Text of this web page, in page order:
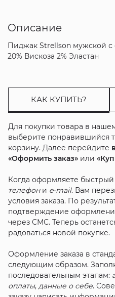
Описание
Пиджак Strellson мужской с
20% Вискоза 2% Эластан
КАК КУПИТЬ?
Для покупки товара в
выберите понравившийся
корзину. Далее перейдите
«Оформить заказ»или
Когда оформляете быстрый
телефони e-mail. Вам
условия заказа. По
подтверждение
через СМС. Теперь
радоваться новой покупке.
Оформление заказа в
следующим образом.
последовательным этапам:
оплаты, данные о себе.